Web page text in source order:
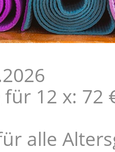
12 x: 72
alle